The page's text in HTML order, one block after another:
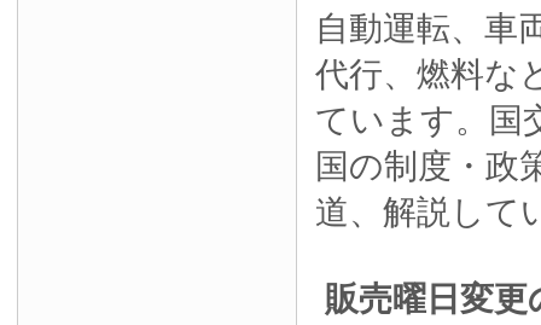
自動運転、車
代行、燃料な
ています。国
国の制度・政
道、解説して
販売曜日変